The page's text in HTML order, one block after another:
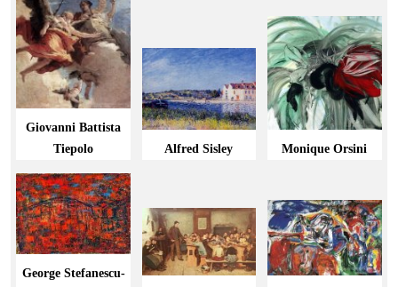
Giovanni Battista
Tiepolo
Alfred Sisley Monique Orsini
George Stefanescu-